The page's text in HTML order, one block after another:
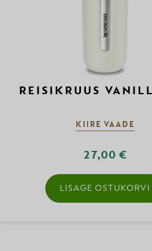
REISIKRUUS
KIIRE VAADE
27,00 €
LISAGE OSTUKORVI